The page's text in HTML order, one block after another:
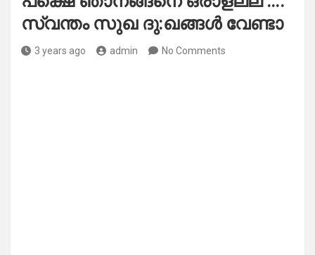
സ്വന്തം സുഖ ദു:ഖങ്ങൾ വേണ്ടാ
3 years ago admin No Comments